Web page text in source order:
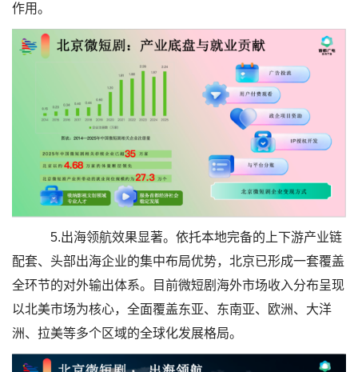
作用。
5.出海领航效果显著。依托本地完备的上下游产业链
配套、头部出海企业的集中布局优势，北京已形成一套覆盖
全环节的对外输出体系。目前微短剧海外市场收入分布呈现
以北美市场为核心，全面覆盖东亚、东南亚、欧洲、大洋
洲、拉美等多个区域的全球化发展格局。